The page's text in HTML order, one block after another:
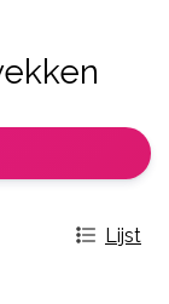
Lijst